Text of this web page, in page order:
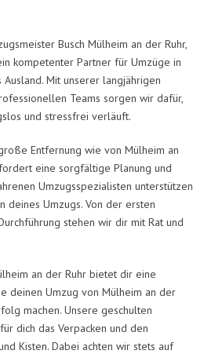
Busch Mülheim an der Ruhr,
kompetenter Partner für Umzüge in
Ausland. Mit unserer langjährigen
Teams sorgen wir dafür,
und stressfrei verläuft.
Entfernung wie von Mülheim an
eine sorgfältige Planung und
Umzugsspezialisten unterstützen
deines Umzugs. Von der ersten
stehen wir dir mit Rat und
an der Ruhr bietet dir eine
deinen Umzug von Mülheim an der
machen. Unsere geschulten
dich das Verpacken und den
Kisten. Dabei achten wir stets auf